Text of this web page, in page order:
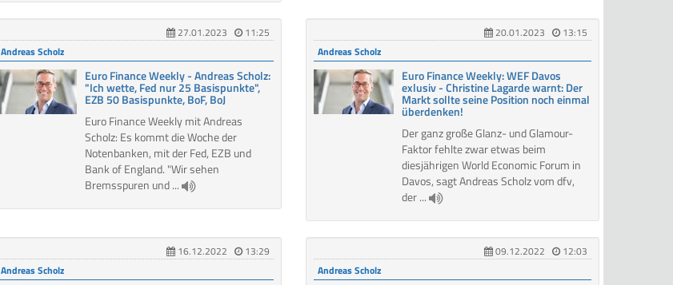
27.01.2023
11:25
Andreas Scholz
Euro Finance Weekly - Andreas Scholz:
"Ich wette, Fed nur 25 Basispunkte",
EZB 50 Basispunkte, BoF, BoJ
Euro Finance Weekly mit Andreas
Scholz: Es kommt die Woche der
Notenbanken, mit der Fed, EZB und
Bank of England. "Wir sehen
Bremsspuren und ...
20.01.2023
13:15
Andreas Scholz
Euro Finance Weekly: WEF Davos
exlusiv - Christine Lagarde warnt: Der
Markt sollte seine Position noch einmal
überdenken!
Der ganz große Glanz- und Glamour-
Faktor fehlte zwar etwas beim
diesjährigen World Economic Forum in
Davos, sagt Andreas Scholz vom dfv,
der ...
16.12.2022
13:29
Andreas Scholz
09.12.2022
12:03
Andreas Scholz